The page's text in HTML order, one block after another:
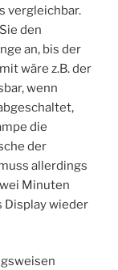
vergleichbar.
den
an, bis der
wäre z.B. der
wenn
die
der
allerdings
Minuten
Display wieder